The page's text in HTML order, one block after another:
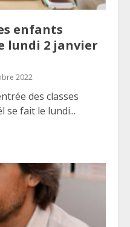
enfants
lundi 2 janvier
2022
des classes
se fait le lundi...